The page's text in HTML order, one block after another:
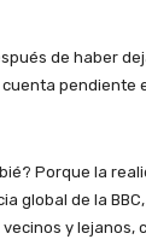
de haber
pendiente
Porque la
global de la
y lejanos,